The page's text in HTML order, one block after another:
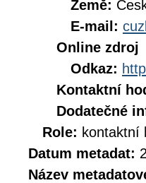
Země:
E-mail:
Online zdroj
Odkaz:
Kontaktní
Dodatečné
Role: kontaktní
Datum metadat:
Název